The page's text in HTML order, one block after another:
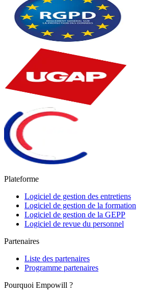
Plateforme
Logiciel de gestion des entretiens
Logiciel de gestion de la formation
Logiciel de gestion de la GEPP
Logiciel de revue du personnel
Partenaires
Liste des partenaires
Programme partenaires
Pourquoi Empowill ?